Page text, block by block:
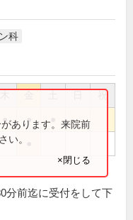
科
祝
● ●
あります。来院前
い。
×閉じる
分前迄に受付をして下